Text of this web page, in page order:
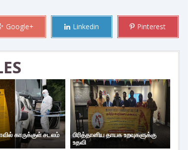
Google+ Linkedin Pinterest
காருக்குள் சடலம்
பிரித்தானிய தாயக உறவுகளுக்கு
உதவி